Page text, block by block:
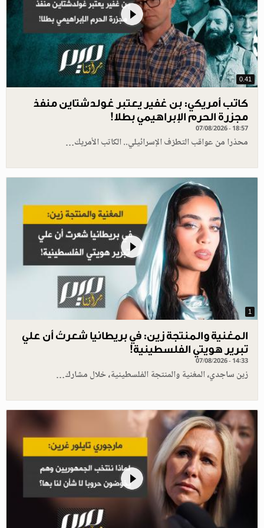
0.41
كاتب أمريكي: بن غفير يعتبر غولدشتاين منفذ
مجزرة الحرم الإبراهيمي بطلا!
07/08/2026 - 18:57
محذرا من عواقب التطرّف الإسرائيلي.. الكاتب الأمريك…
1
المغنية والمنتجة زين: في بريطانيا شعرتُ أن علي
تبرير هويتي الفلسطينية!
07/08/2026 - 14:33
زين ساجدي، المغنية والمنتجة الفلسطينية، خلال مشارك…